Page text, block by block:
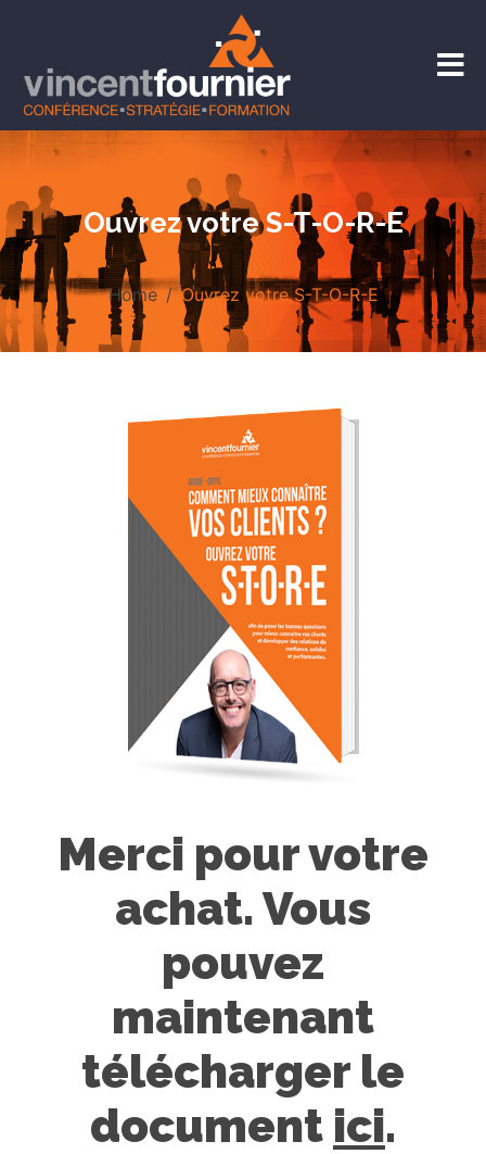
Ouvrez votre S-T-O-R-E
Home Ouvrez votre S-T-O-R-E
Merci pour votre
achat. Vous
pouvez
maintenant
télécharger le
document ici.